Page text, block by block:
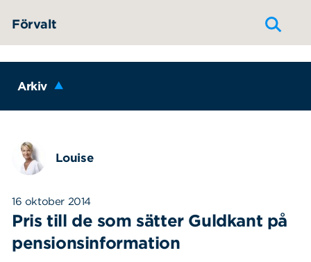
Förvalt
Arkiv
Louise
16 oktober 2014
Pris till de som sätter Guldkant på
pensionsinformation